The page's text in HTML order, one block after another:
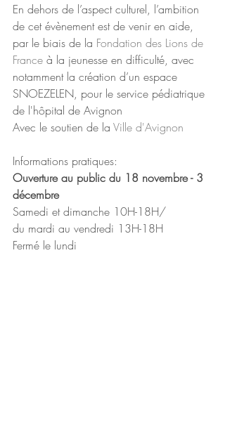
En dehors de l’aspect culturel, l’ambition
de cet évènement est de venir en aide,
par le biais de la Fondation des Lions de
France à la jeunesse en difficulté, avec
notamment la création d’un espace
SNOEZELEN, pour le service pédiatrique
de l'hôpital de Avignon
Avec le soutien de la Ville d'Avignon
Informations pratiques:
Ouverture au public du 18 novembre - 3
décembre
Samedi et dimanche 10H-18H/
du mardi au vendredi 13H-18H
Fermé le lundi